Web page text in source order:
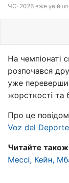
ЧС-2026 вже увійшов
На чемпіонаті
розпочався
уже
жорсткості та
Про це
Voz del Deporte
Читайте
Мессі, Кейн,